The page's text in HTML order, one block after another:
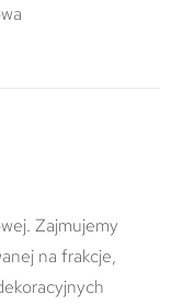
Zajmujemy
na frakcje,